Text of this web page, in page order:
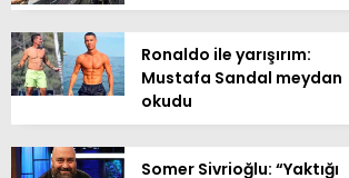
Ronaldo ile yarışırım:
Mustafa Sandal meydan
okudu
Somer Sivrioğlu: “Yaktığı